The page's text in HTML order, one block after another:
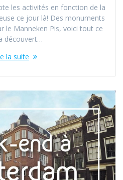
les activités en fonction de la
ce jour là! Des monuments
le Manneken Pis, voici tout ce
découvert…
la suite